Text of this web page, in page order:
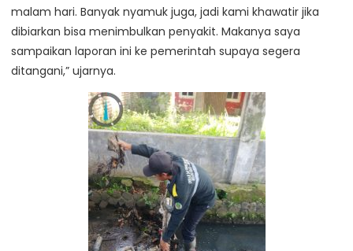
malam hari. Banyak nyamuk juga, jadi kami khawatir jika
dibiarkan bisa menimbulkan penyakit. Makanya saya
sampaikan laporan ini ke pemerintah supaya segera
ditangani,” ujarnya.